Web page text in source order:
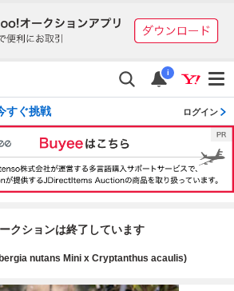
i
すぐ挑戦 ログイン
クションは終了しています
nutans Mini x Cryptanthus acaulis)